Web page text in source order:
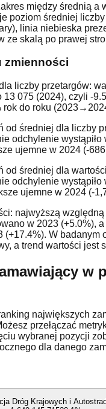
między średnią a
poziom średniej
linia niebieska
ze skalą po prawej
zmienności
liczby przetargów:
13 075 (2024), czyli -
rok do roku
od średniej dla liczby
odchylenie wystąpiło
ujemne w 2024 (-
od średniej dla
odchylenie wystąpiło
ujemne w 2024 (-
najwyższą
w 2023 (+5.0%),
(+17.4%). W badanym
a trend wartości jest
w
największych
przełączać
wybranej pozycji
dla danego
Dróg Krajowych i